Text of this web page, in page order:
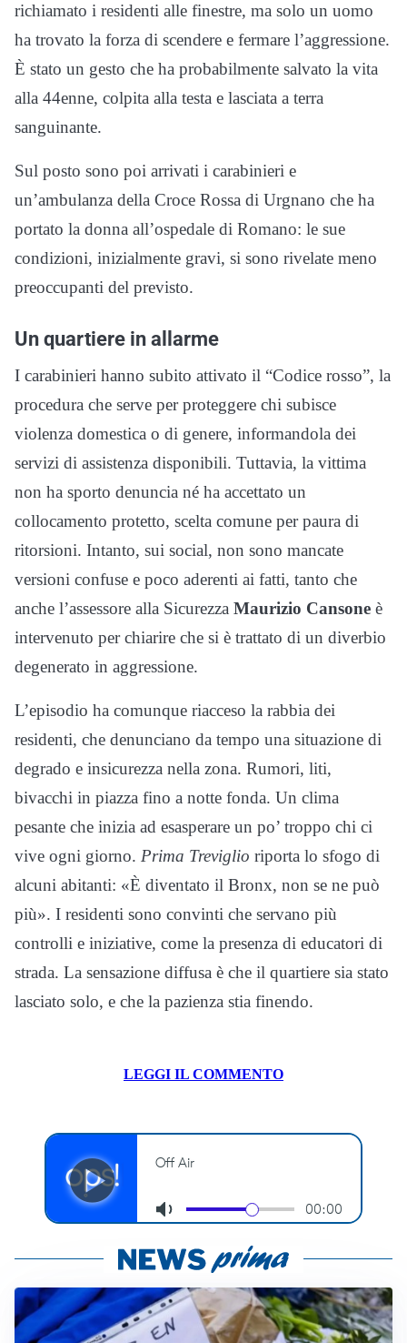
richiamato i residenti alle finestre, ma solo un uomo
ha trovato la forza di scendere e fermare l’aggressione.
È stato un gesto che ha probabilmente salvato la vita
alla 44enne, colpita alla testa e lasciata a terra
sanguinante.
Sul posto sono poi arrivati i carabinieri e
un’ambulanza della Croce Rossa di Urgnano che ha
portato la donna all’ospedale di Romano: le sue
condizioni, inizialmente gravi, si sono rivelate meno
preoccupanti del previsto.
Un quartiere in allarme
I carabinieri hanno subito attivato il “Codice rosso”, la
procedura che serve per proteggere chi subisce
violenza domestica o di genere, informandola dei
servizi di assistenza disponibili. Tuttavia, la vittima
non ha sporto denuncia né ha accettato un
collocamento protetto, scelta comune per paura di
ritorsioni. Intanto, sui social, non sono mancate
versioni confuse e poco aderenti ai fatti, tanto che
anche l’assessore alla Sicurezza Maurizio Cansone è
intervenuto per chiarire che si è trattato di un diverbio
degenerato in aggressione.
L’episodio ha comunque riacceso la rabbia dei
residenti, che denunciano da tempo una situazione di
degrado e insicurezza nella zona. Rumori, liti,
bivacchi in piazza fino a notte fonda. Un clima
pesante che inizia ad esasperare un po’ troppo chi ci
vive ogni giorno. Prima Treviglio riporta lo sfogo di
alcuni abitanti: «È diventato il Bronx, non se ne può
più». I residenti sono convinti che servano più
controlli e iniziative, come la presenza di educatori di
strada. La sensazione diffusa è che il quartiere sia stato
lasciato solo, e che la pazienza stia finendo.
LEGGI IL COMMENTO